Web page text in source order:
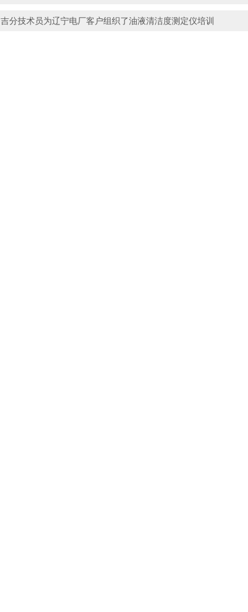
吉分技术员为辽宁电厂客户组织了油液清洁度测定仪培训